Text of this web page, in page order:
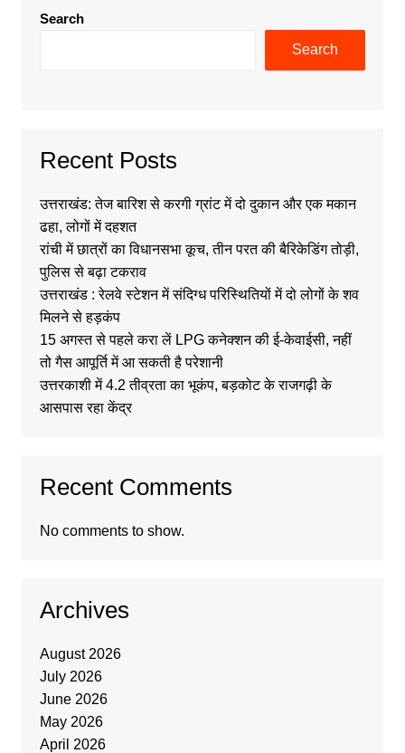
Search
Search
Recent Posts
उत्तराखंड: तेज बारिश से करगी ग्रांट में दो दुकान और एक मकान
ढहा, लोगों में दहशत
रांची में छात्रों का विधानसभा कूच, तीन परत की बैरिकेडिंग तोड़ी,
पुलिस से बढ़ा टकराव
उत्तराखंड : रेलवे स्टेशन में संदिग्ध परिस्थितियों में दो लोगों के शव
मिलने से हड़कंप
15 अगस्त से पहले करा लें LPG कनेक्शन की ई-केवाईसी, नहीं
तो गैस आपूर्ति में आ सकती है परेशानी
उत्तरकाशी में 4.2 तीव्रता का भूकंप, बड़कोट के राजगढ़ी के
आसपास रहा केंद्र
Recent Comments
No comments to show.
Archives
August 2026
July 2026
June 2026
May 2026
April 2026